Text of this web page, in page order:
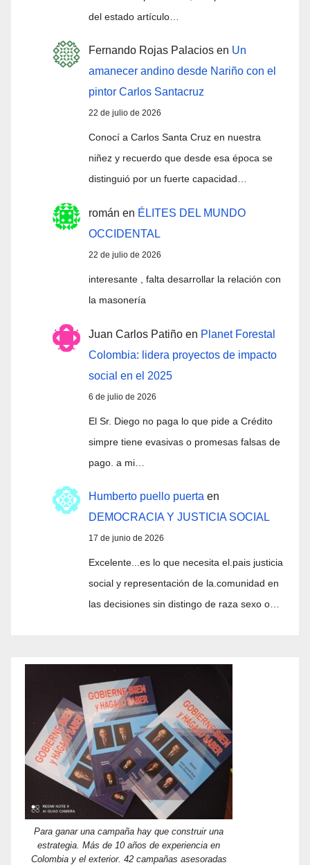
del estado artículo…
Fernando Rojas Palacios en Un
amanecer andino desde Nariño con el
pintor Carlos Santacruz
22 de julio de 2026
Conocí a Carlos Santa Cruz en nuestra
niñez y recuerdo que desde esa época se
distinguió por un fuerte capacidad…
román en ÉLITES DEL MUNDO
OCCIDENTAL
22 de julio de 2026
interesante , falta desarrollar la relación con
la masonería
Juan Carlos Patiño en Planet Forestal
Colombia: lidera proyectos de impacto
social en el 2025
6 de julio de 2026
El Sr. Diego no paga lo que pide a Crédito
simpre tiene evasivas o promesas falsas de
pago. a mi…
Humberto puello puerta en
DEMOCRACIA Y JUSTICIA SOCIAL
17 de junio de 2026
Excelente...es lo que necesita el.pais justicia
social y representación de la.comunidad en
las decisiones sin distingo de raza sexo o…
Para ganar una campaña hay que construir una
estrategia. Más de 10 años de experiencia en
Colombia y el exterior. 42 campañas asesoradas